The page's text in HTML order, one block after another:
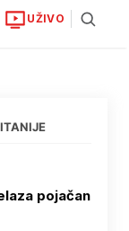
UŽIVO
pojačan